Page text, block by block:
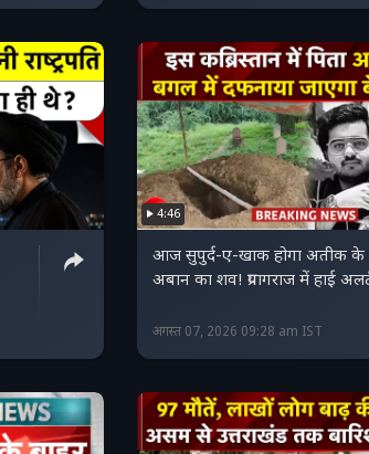
4:46
आज सुपुर्द-ए-खाक होगा अतीक के
अबान का शव! प्रयागराज में हाई
अगस्त 07, 2026 09:28 am IST